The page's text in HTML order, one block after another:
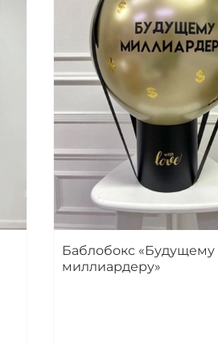
Баблобокс «Будущему
миллиардеру»